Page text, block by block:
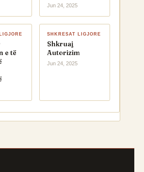
Jun 24, 2025
e të
SHKRESAT LIGJORE
Shkruaj
Autorizim
Jun 24, 2025